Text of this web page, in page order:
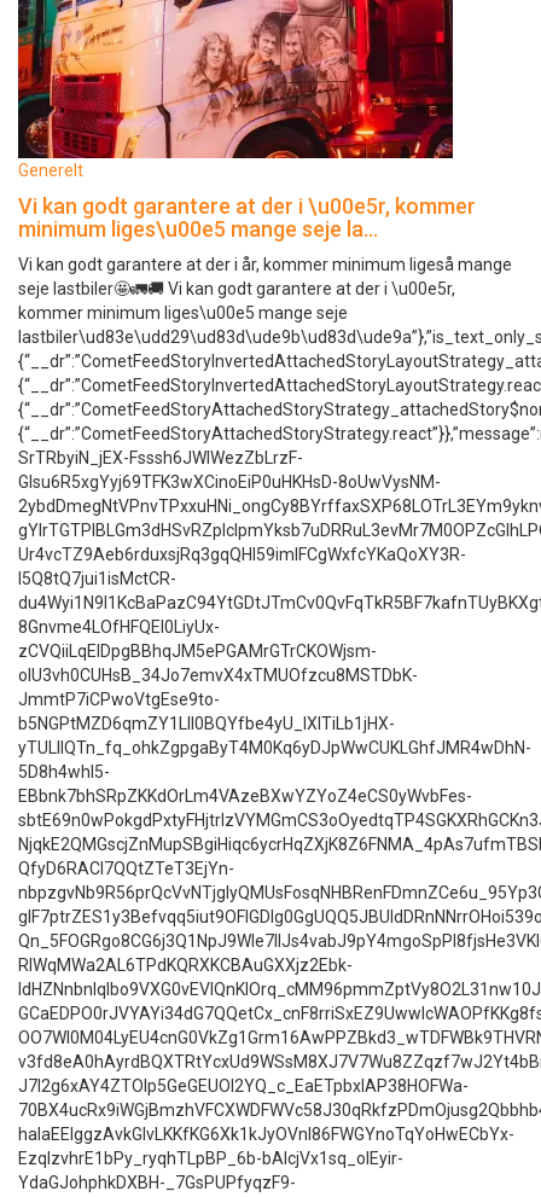
Generelt
Vi kan godt garantere at der i \u00e5r, kommer
minimum liges\u00e5 mange seje la…
Vi kan godt garantere at der i år, kommer minimum ligeså mange
seje lastbiler🤩🚛🚚 Vi kan godt garantere at der i \u00e5r,
kommer minimum liges\u00e5 mange seje
SrTRbyiN_jEX-Fsssh6JWIWezZbLrzF-
Glsu6R5xgYyj69TFK3wXCinoEiP0uHKHsD-8oUwVysNM-
Ur4vcTZ9Aeb6rduxsjRq3gqQHl59imIFCgWxfcYKaQoXY3R-
l5Q8tQ7jui1isMctCR-
8Gnvme4LOfHFQEI0LiyUx-
zCVQiiLqElDpgBBhqJM5ePGAMrGTrCKOWjsm-
oIU3vh0CUHsB_34Jo7emvX4xTMUOfzcu8MSTDbK-
JmmtP7iCPwoVtgEse9to-
b5NGPtMZD6qmZY1LlI0BQYfbe4yU_lXITiLb1jHX-
yTULllQTn_fq_ohkZgpgaByT4M0Kq6yDJpWwCUKLGhfJMR4wDhN-
5D8h4whI5-
EBbnk7bhSRpZKKdOrLm4VAzeBXwYZYoZ4eCS0yWvbFes-
QfyD6RACl7QQtZTeT3EjYn-
RlWqMWa2AL6TPdKQRXKCBAuGXXjz2Ebk-
J7I2g6xAY4ZTOIp5GeGEUOI2YQ_c_EaETpbxIAP38HOFWa-
haIaEEIggzAvkGIvLKKfKG6Xk1kJyOVnI86FWGYnoTqYoHwECbYx-
EzqIzvhrE1bPy_ryqhTLpBP_6b-bAlcjVx1sq_olEyir-
YdaGJohphkDXBH-_7GsPUPfyqzF9-